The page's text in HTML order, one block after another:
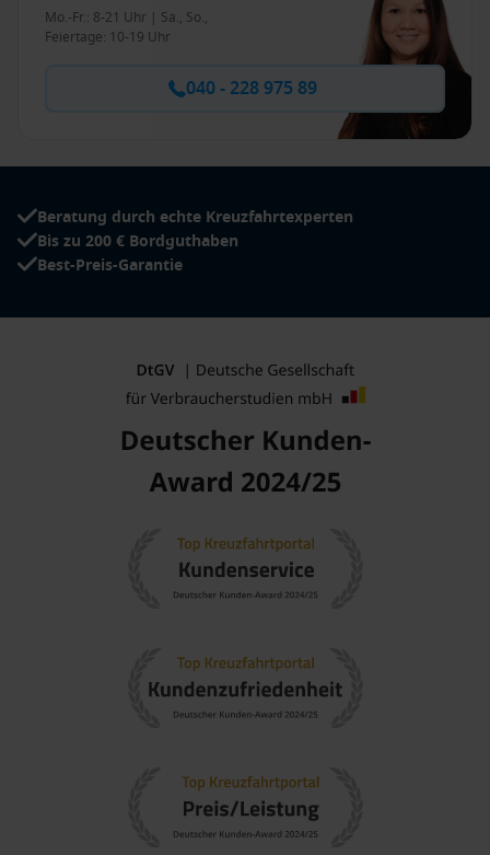
Mo.-Fr.: 8-21 Uhr | Sa., So.,
Feiertage: 10-19 Uhr
040 - 228 975 89
Beratung durch echte Kreuzfahrtexperten
Bis zu 200 € Bordguthaben
Best-Preis-Garantie